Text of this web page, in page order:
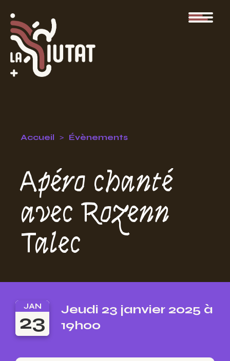
Accueil Évènements
Apéro chanté
avec Rozenn
Talec
JAN
23
Jeudi 23 janvier 2025 à
19h00